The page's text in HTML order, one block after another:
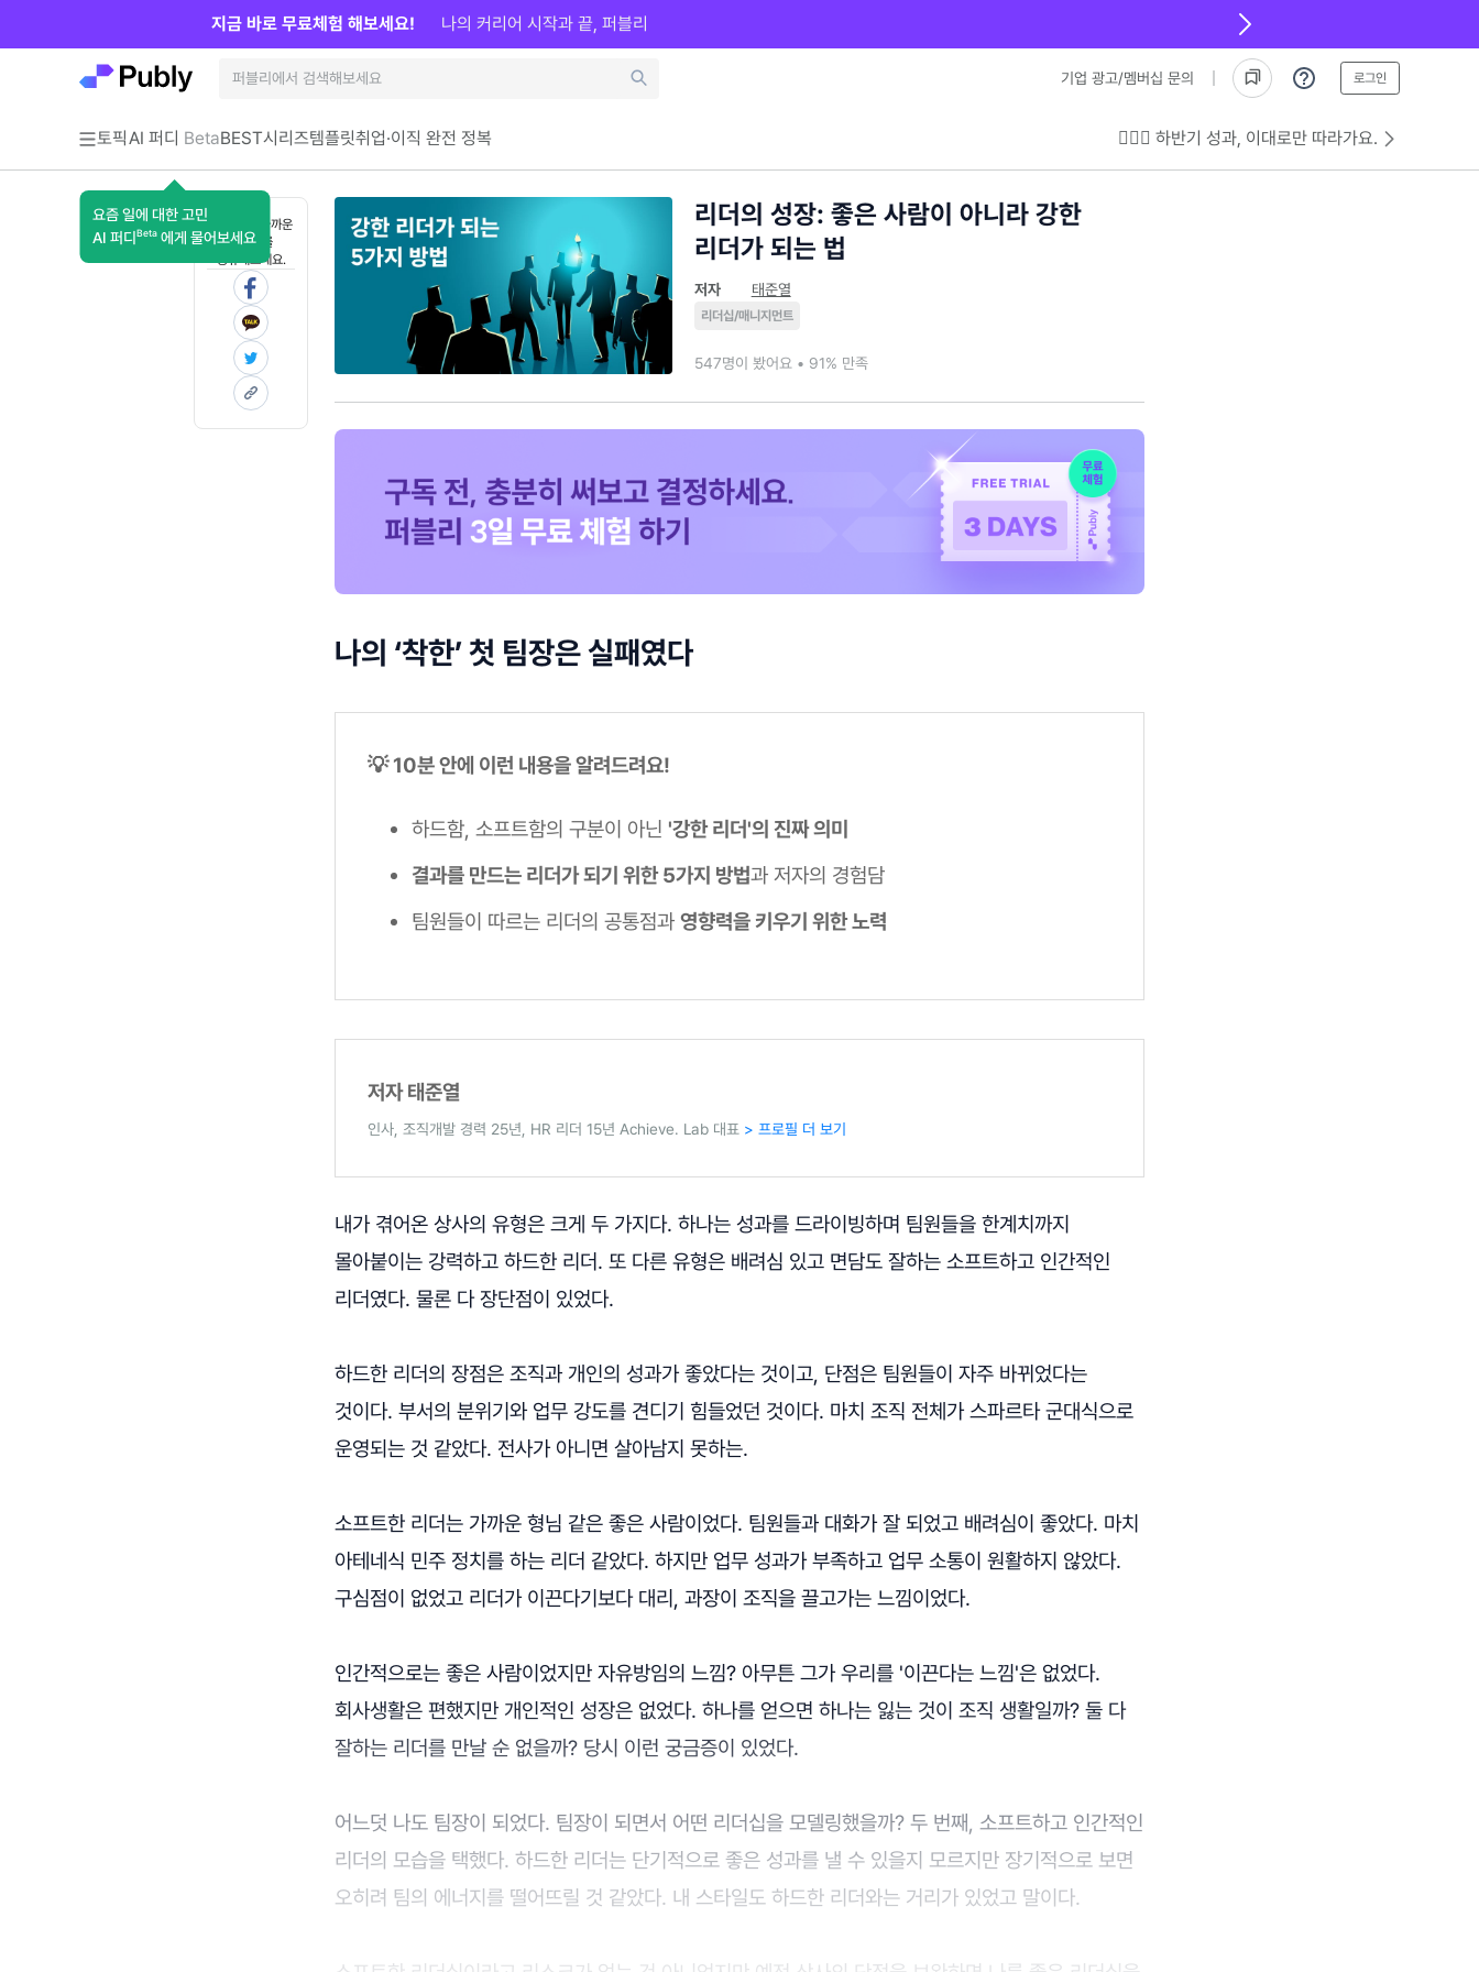
기업 광고/멤버십 문의 로그인
토픽AI 퍼디 Beta
요즘 일에 대한 고민
AI 퍼디 Beta 에게 물어보세요
BEST시리즈템플릿취업·이직 완전 정복 💁🏻‍♂️ 하반기 성과, 이대로만 따라가요.
지금 바로 무료체험 해보세요! 나의 커리어 시작과 끝, 퍼블리
혼자 보기 아까운
콘텐츠를
공유해보세요.
리더의 성장: 좋은 사람이 아니라 강한
리더가 되는 법
저자 태준열
리더십/매니지먼트
547명이 봤어요 • 91% 만족
나의 ‘착한’ 첫 팀장은 실패였다
💡 10분 안에 이런 내용을 알려드려요!
하드함, 소프트함의 구분이 아닌 '강한 리더'의 진짜 의미
결과를 만드는 리더가 되기 위한 5가지 방법과 저자의 경험담
팀원들이 따르는 리더의 공통점과 영향력을 키우기 위한 노력
저자 태준열
인사, 조직개발 경력 25년, HR 리더 15년 Achieve. Lab 대표 > 프로필 더 보기
내가 겪어온 상사의 유형은 크게 두 가지다. 하나는 성과를 드라이빙하며 팀원들을 한계치까지
몰아붙이는 강력하고 하드한 리더. 또 다른 유형은 배려심 있고 면담도 잘하는 소프트하고 인간적인
리더였다. 물론 다 장단점이 있었다.
하드한 리더의 장점은 조직과 개인의 성과가 좋았다는 것이고, 단점은 팀원들이 자주 바뀌었다는
것이다. 부서의 분위기와 업무 강도를 견디기 힘들었던 것이다. 마치 조직 전체가 스파르타 군대식으로
운영되는 것 같았다. 전사가 아니면 살아남지 못하는.
소프트한 리더는 가까운 형님 같은 좋은 사람이었다. 팀원들과 대화가 잘 되었고 배려심이 좋았다. 마치
아테네식 민주 정치를 하는 리더 같았다. 하지만 업무 성과가 부족하고 업무 소통이 원활하지 않았다.
구심점이 없었고 리더가 이끈다기보다 대리, 과장이 조직을 끌고가는 느낌이었다.
인간적으로는 좋은 사람이었지만 자유방임의 느낌? 아무튼 그가 우리를 '이끈다는 느낌'은 없었다.
회사생활은 편했지만 개인적인 성장은 없었다. 하나를 얻으면 하나는 잃는 것이 조직 생활일까? 둘 다
잘하는 리더를 만날 순 없을까? 당시 이런 궁금증이 있었다.
어느덧 나도 팀장이 되었다. 팀장이 되면서 어떤 리더십을 모델링했을까? 두 번째, 소프트하고 인간적인
리더의 모습을 택했다. 하드한 리더는 단기적으로 좋은 성과를 낼 수 있을지 모르지만 장기적으로 보면
오히려 팀의 에너지를 떨어뜨릴 것 같았다. 내 스타일도 하드한 리더와는 거리가 있었고 말이다.